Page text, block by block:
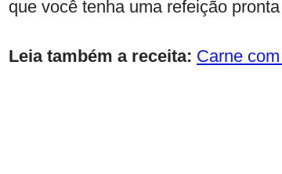
que você tenha uma refeição
Leia também a receita: Carne